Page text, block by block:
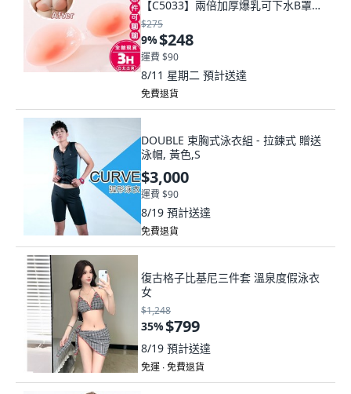
【C5033】兩倍加厚爆乳可下水B罩杯,
如圖色
$275
9%$248
運費 $90
8/11 星期二 預計送達
免費退貨
DOUBLE 束胸式泳衣組 - 拉鍊式 贈送
泳帽, 黃色,S
$3,000
運費 $90
8/19 預計送達
免費退貨
復古格子比基尼三件套 溫泉度假泳衣
女
$1,248
35%$799
8/19 預計送達
免運 ∙ 免費退貨